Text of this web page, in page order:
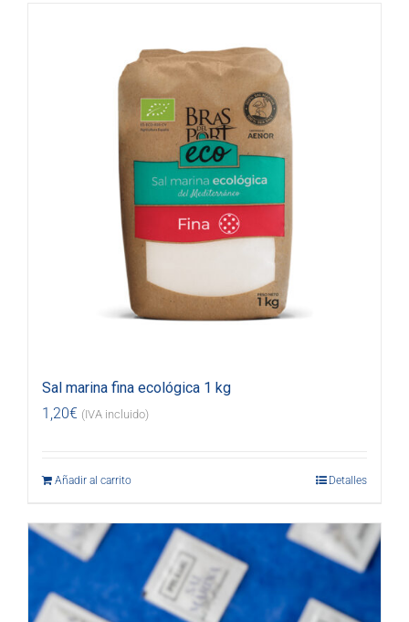
Sal marina fina ecológica 1 kg
1,20€ (IVA incluido)
Añadir al carrito Detalles